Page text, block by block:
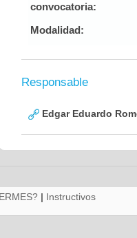
convocatoria:
Modalidad:
Responsable
Edgar Eduardo
| Instructivos